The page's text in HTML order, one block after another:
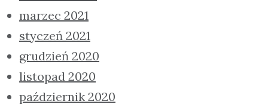
marzec 2021
styczeń 2021
grudzień 2020
listopad 2020
październik 2020